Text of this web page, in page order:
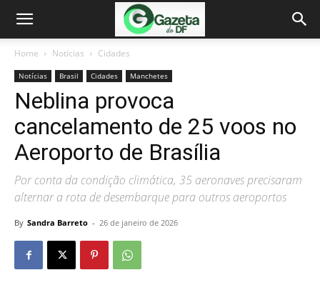
Home Notícias Cidades
Notícias Brasil Cidades Manchetes
Neblina provoca
cancelamento de 25 voos no
Aeroporto de Brasília
Por conta da condição climática, 35 aeronaves precisaram
alternar a rota de desembarque para outros aeroportos
By Sandra Barreto - 26 de janeiro de 2026